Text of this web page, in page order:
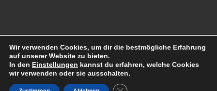
© 2026Ruhrkultour– Alle Rechte vorbehalten
Präsentiert vonWP– Entworfen mit demCustomizr-Theme
Wir verwenden Cookies, um dir die bestmögliche Erfahrung
auf unserer Website zu bieten.
In den Einstellungen kannst du erfahren, welche Cookies
wir verwenden oder sie ausschalten.
GDPR Cookie-Banner